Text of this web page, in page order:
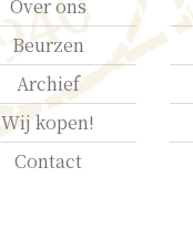
Over ons
Beurzen
Archief
Wij kopen!
Contact